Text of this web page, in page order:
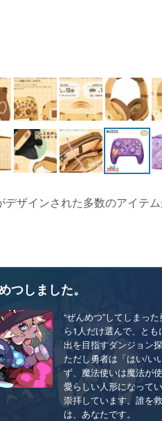
デザインされた多数のアイテ
つしました。
“ぜんめつ”してしまっ
ら1人だけ選んで、と
出を目指すダンジョン探
ただし勇者は「はい/い
ず、魔法使いは魔法が
愛らしい人形になって
崇拝しています。誰を
は、あなたです。